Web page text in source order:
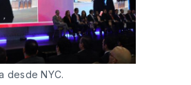
desde NYC.